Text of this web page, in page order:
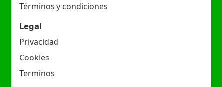
Términos y condiciones
Legal
Privacidad
Cookies
Terminos